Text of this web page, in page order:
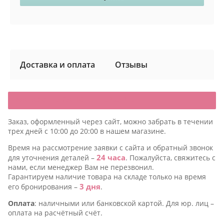
Доставка и оплата Отзывы
Заказ, оформленный через сайт, можно забрать в течении
трех дней с 10:00 до 20:00 в нашем магазине.
Время на рассмотрение заявки c сайта и обратный звонок
для уточнения деталей – 24 часа. Пожалуйста, свяжитесь с
нами, если менеджер Вам не перезвонил.
Гарантируем наличие товара на складе только на время
его бронирования – 3 дня.
Оплата: наличными или банковской картой. Для юр. лиц –
оплата на расчётный счёт.